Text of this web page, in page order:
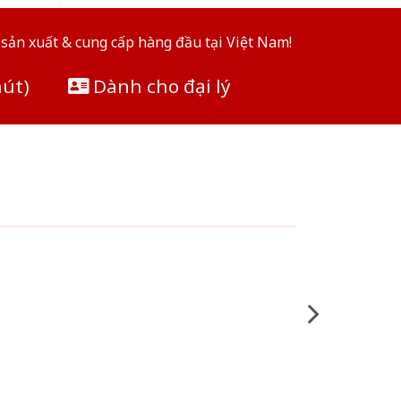
xuất & cung cấp hàng đầu tại Việt Nam!
Dành cho đại lý